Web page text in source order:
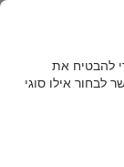
להבטיח את
אילו סוגי